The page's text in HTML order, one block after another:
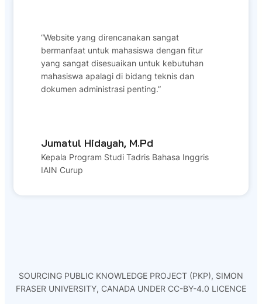
“Website yang direncanakan sangat
bermanfaat untuk mahasiswa dengan fitur
yang sangat disesuaikan untuk kebutuhan
mahasiswa apalagi di bidang teknis dan
dokumen administrasi penting.”
Jumatul Hidayah, M.Pd
Kepala Program Studi Tadris Bahasa Inggris
IAIN Curup
SOURCING PUBLIC KNOWLEDGE PROJECT (PKP), SIMON
FRASER UNIVERSITY, CANADA UNDER CC-BY-4.0 LICENCE